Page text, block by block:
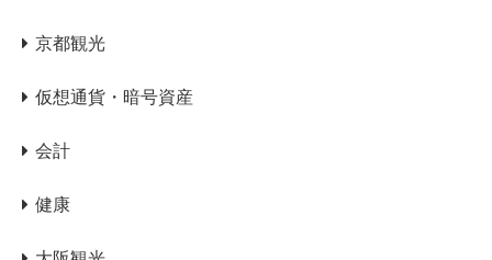
京都観光
仮想通貨・暗号資産
会計
健康